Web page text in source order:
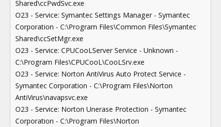
Shared\ccPwdSvc.exe
O23 - Service: Symantec Settings Manager - Symantec
Corporation - C:\Program Files\Common Files\Symantec
Shared\ccSetMgr.exe
O23 - Service: CPUCooLServer Service - Unknown -
C:\Program Files\CPUCooL\CooLSrv.exe
O23 - Service: Norton AntiVirus Auto Protect Service -
Symantec Corporation - C:\Program Files\Norton
AntiVirus\navapsvc.exe
O23 - Service: Norton Unerase Protection - Symantec
Corporation - C:\Program Files\Norton